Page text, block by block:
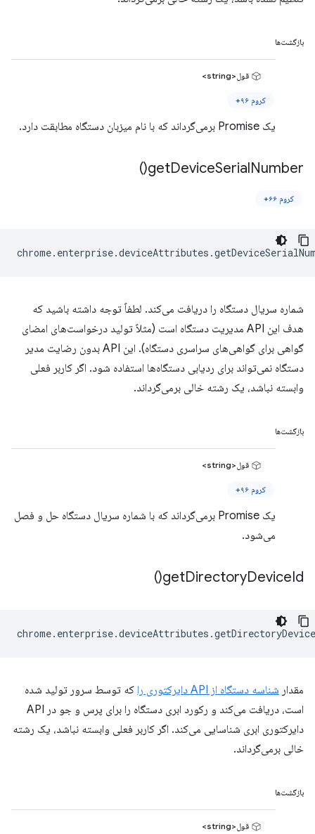
بازگشت‌ها
قول<string>
کروم ۹۶+
یک Promise برمی‌گرداند که با نام میزبان دستگاه مطابقت دارد.
getDeviceSerialNumber(
)
کروم ۶۶+
chrome. enterprise.deviceAttributes .
شماره سریال دستگاه را دریافت می‌کند. لطفاً توجه داشته باشید که
هدف این API مدیریت دستگاه است (مثلاً تولید درخواست‌های امضای
گواهی برای گواهی‌های سراسری دستگاه). این API بدون رضایت مدیر
دستگاه نمی‌تواند برای ردیابی دستگاه‌ها استفاده شود. اگر کاربر فعلی
وابسته نباشد، یک رشته خالی برمی‌گرداند.
بازگشت‌ها
قول<string>
کروم ۹۶+
یک Promise برمی‌گرداند که با شماره سریال دستگاه حل و فصل
می‌شود.
getDirectoryDeviceId(
)
chrome. enterprise.deviceAttributes .
مقدار شناسه دستگاه از API دایرکتوری را
که توسط سرور تولید شده
است، دریافت می‌کند و رکورد ابری دستگاه را برای پرس و جو در API
دایرکتوری ابری شناسایی می‌کند. اگر کاربر فعلی وابسته نباشد، یک رشته
خالی برمی‌گرداند.
بازگشت‌ها
قول<string>